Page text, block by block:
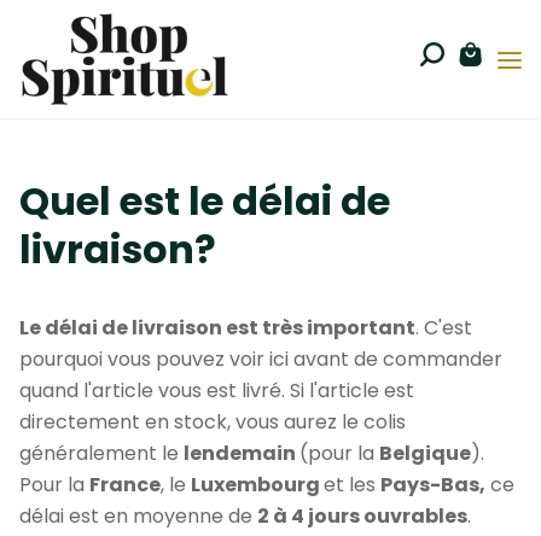
Quel est le délai de
livraison?
Le délai de livraison est très important. C'est
pourquoi vous pouvez voir ici avant de commander
quand l'article vous est livré. Si l'article est
directement en stock, vous aurez le colis
généralement le lendemain (pour la Belgique).
Pour la France, le Luxembourget les Pays-Bas, ce
délai est en moyenne de 2 à 4 jours ouvrables.